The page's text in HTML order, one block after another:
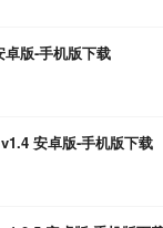
版-手机版下载
安卓版-手机版下载